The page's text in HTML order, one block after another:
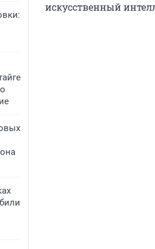
искусственный